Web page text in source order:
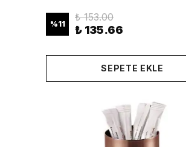
%11
₺ 153.00
₺ 135.66
SEPETE EKLE